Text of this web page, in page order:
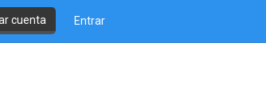
cuenta Entrar